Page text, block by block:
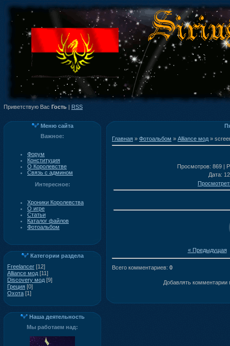
Приветствую Вас Гость | RSS
Меню сайта
Важное:
Форум
Конституция
О Королевстве
Связь с админом
Интересное:
Хроники Королевства
О игре
Статьи
Каталог файлов
Фотоальбом
Категории раздела
Freelancer [12]
Alliance мод [11]
Discovery мод [9]
Греция [0]
Охота [1]
Наша деятельность
Мы работаем над:
Главная » Фотоальбом » Alliance мод »
Просмотров: 869 |
Дата:
« Предыдущая
Всего комментариев: 0
Добавлять комментарии